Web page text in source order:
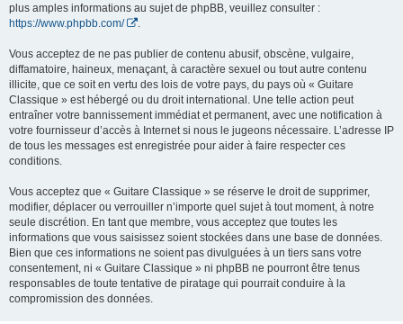
plus amples informations au sujet de phpBB, veuillez consulter :
https://www.phpbb.com/
Vous acceptez de ne pas publier de contenu abusif, obscène, vulgaire,
diffamatoire, haineux, menaçant, à caractère sexuel ou tout autre contenu
illicite, que ce soit en vertu des lois de votre pays, du pays où « Guitare
Classique » est hébergé ou du droit international. Une telle action peut
entraîner votre bannissement immédiat et permanent, avec une notification à
votre fournisseur d’accès à Internet si nous le jugeons nécessaire. L’adresse IP
de tous les messages est enregistrée pour aider à faire respecter ces
conditions.
Vous acceptez que « Guitare Classique » se réserve le droit de supprimer,
modifier, déplacer ou verrouiller n’importe quel sujet à tout moment, à notre
seule discrétion. En tant que membre, vous acceptez que toutes les
informations que vous saisissez soient stockées dans une base de données.
Bien que ces informations ne soient pas divulguées à un tiers sans votre
consentement, ni « Guitare Classique » ni phpBB ne pourront être tenus
responsables de toute tentative de piratage qui pourrait conduire à la
compromission des données.